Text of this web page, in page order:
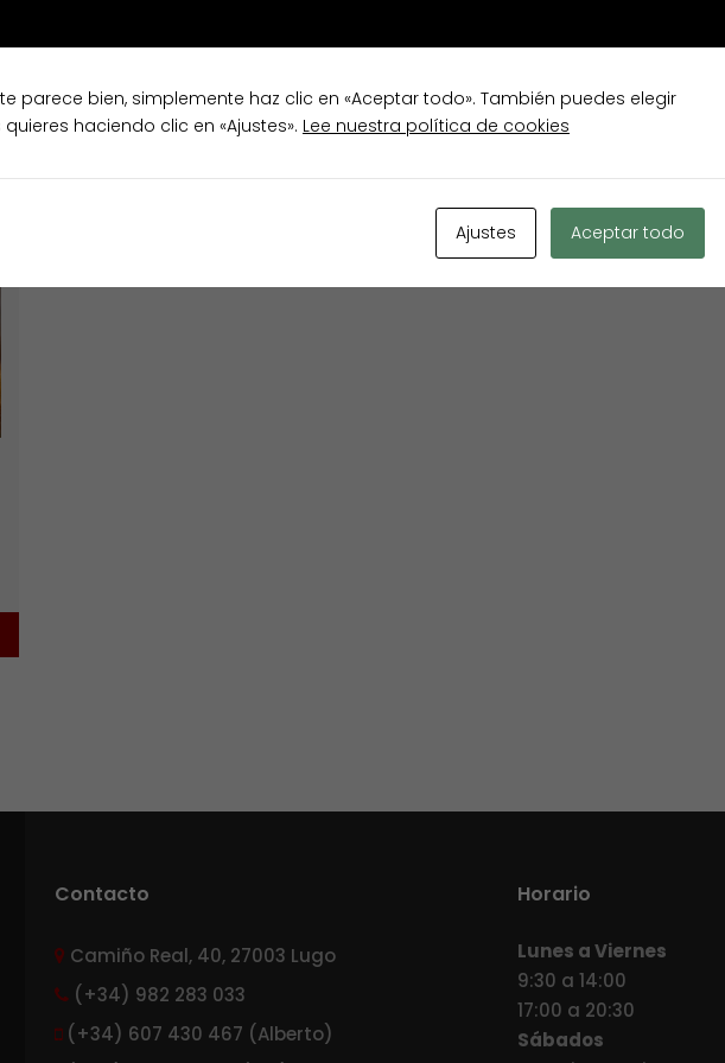
TODOS VENTA Destacados
Contacto
Camiño Real, 40, 27003 Lugo
(+34) 982 283 033
(+34) 607 430 467 (Alberto)
Horario
Lunes a Viernes
9:30 a 14:00
17:00 a 20:30
Sábados
parece bien, simplemente haz clic en «Aceptar todo». También puedes elegir
haciendo clic en «Ajustes». Lee nuestra política de cookies
Ajustes Aceptar todo